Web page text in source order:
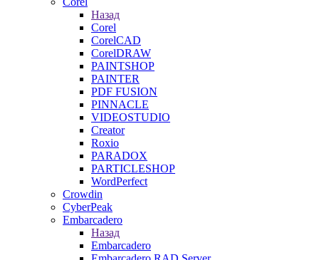
Назад
Corel
CorelCAD
CorelDRAW
PAINTSHOP
PAINTER
PDF FUSION
PINNACLE
VIDEOSTUDIO
Creator
Roxio
PARADOX
PARTICLESHOP
WordPerfect
Crowdin
CyberPeak
Embarcadero
Назад
Embarcadero